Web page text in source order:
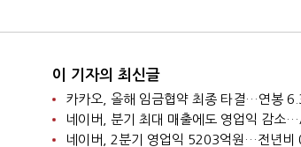
이 기자의 최신글
네이버, 분기 최대 매출에도 영업익 감소
네이버, 2분기 영업익 5203억원…전년비